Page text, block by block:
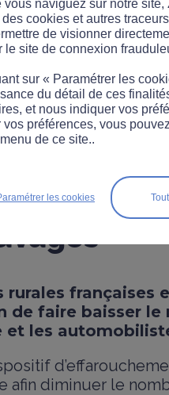
pour
rurales
de faire baisser le
et les
afin diminuer le
vous naviguez sur notre
cookies et autres
de visionner
le site de connexion
sur « Paramétrer les
du détail de ces
et nous indiquer vos
vos préférences, vous
de ce site..
les cookies